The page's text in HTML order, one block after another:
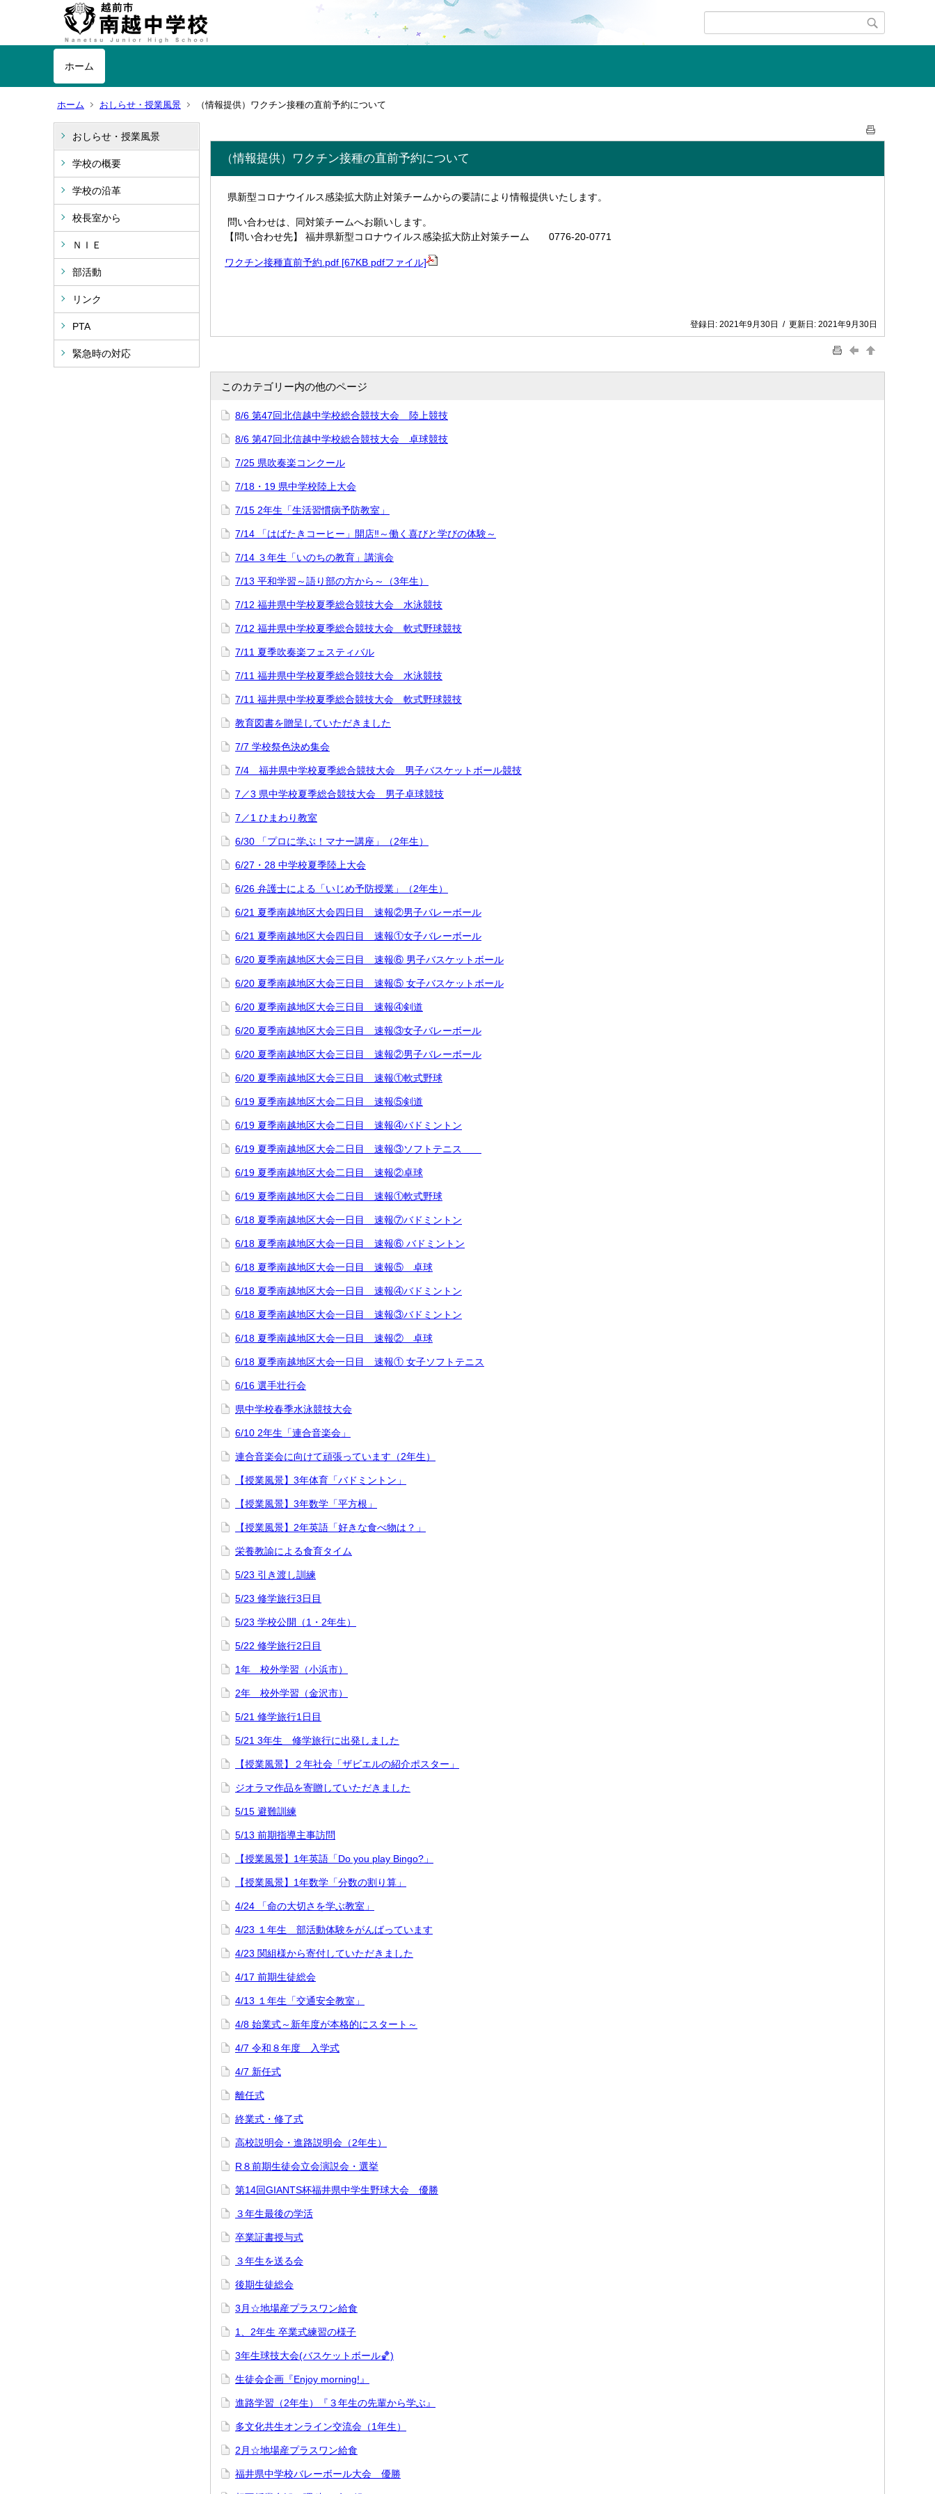
ホーム
ホーム おしらせ・授業風景 （情報提供）ワクチン接種の直前予約について
おしらせ・授業風景
学校の概要
学校の沿革
校長室から
ＮＩＥ
部活動
リンク
PTA
緊急時の対応
（情報提供）ワクチン接種の直前予約について
県新型コロナウイルス感染拡大防止対策チームからの要請により情報提供いたします。
問い合わせは、同対策チームへお願いします。
【問い合わせ先】 福井県新型コロナウイルス感染拡大防止対策チーム 0776-20-0771
ワクチン接種直前予約.pdf [67KB pdfファイル]
登録日: 2021年9月30日 / 更新日: 2021年9月30日
このカテゴリー内の他のページ
8/6 第47回北信越中学校総合競技大会 陸上競技
8/6 第47回北信越中学校総合競技大会 卓球競技
7/25 県吹奏楽コンクール
7/18・19 県中学校陸上大会
7/15 2年生「生活習慣病予防教室」
7/14 「はばたきコーヒー」開店‼︎～働く喜びと学びの体験～
7/14 ３年生「いのちの教育」講演会
7/13 平和学習～語り部の方から～（3年生）
7/12 福井県中学校夏季総合競技大会 水泳競技
7/12 福井県中学校夏季総合競技大会 軟式野球競技
7/11 夏季吹奏楽フェスティバル
7/11 福井県中学校夏季総合競技大会 水泳競技
7/11 福井県中学校夏季総合競技大会 軟式野球競技
教育図書を贈呈していただきました
7/7 学校祭色決め集会
7/4 福井県中学校夏季総合競技大会 男子バスケットボール競技
7／3 県中学校夏季総合競技大会 男子卓球競技
7／1 ひまわり教室
6/30 「プロに学ぶ！マナー講座」（2年生）
6/27・28 中学校夏季陸上大会
6/26 弁護士による「いじめ予防授業」（2年生）
6/21 夏季南越地区大会四日目 速報②男子バレーボール
6/21 夏季南越地区大会四日目 速報①女子バレーボール
6/20 夏季南越地区大会三日目 速報⑥ 男子バスケットボール
6/20 夏季南越地区大会三日目 速報⑤ 女子バスケットボール
6/20 夏季南越地区大会三日目 速報④剣道
6/20 夏季南越地区大会三日目 速報③女子バレーボール
6/20 夏季南越地区大会三日目 速報②男子バレーボール
6/20 夏季南越地区大会三日目 速報①軟式野球
6/19 夏季南越地区大会二日目 速報⑤剣道
6/19 夏季南越地区大会二日目 速報④バドミントン
6/19 夏季南越地区大会二日目 速報③ソフトテニス
6/19 夏季南越地区大会二日目 速報②卓球
6/19 夏季南越地区大会二日目 速報①軟式野球
6/18 夏季南越地区大会一日目 速報⑦バドミントン
6/18 夏季南越地区大会一日目 速報⑥ バドミントン
6/18 夏季南越地区大会一日目 速報⑤ 卓球
6/18 夏季南越地区大会一日目 速報④バドミントン
6/18 夏季南越地区大会一日目 速報③バドミントン
6/18 夏季南越地区大会一日目 速報② 卓球
6/18 夏季南越地区大会一日目 速報① 女子ソフトテニス
6/16 選手壮行会
県中学校春季水泳競技大会
6/10 2年生「連合音楽会」
連合音楽会に向けて頑張っています（2年生）
【授業風景】3年体育「バドミントン」
【授業風景】3年数学「平方根」
【授業風景】2年英語「好きな食べ物は？」
栄養教諭による食育タイム
5/23 引き渡し訓練
5/23 修学旅行3日目
5/23 学校公開（1・2年生）
5/22 修学旅行2日目
1年 校外学習（小浜市）
2年 校外学習（金沢市）
5/21 修学旅行1日目
5/21 3年生 修学旅行に出発しました
【授業風景】２年社会「ザビエルの紹介ポスター」
ジオラマ作品を寄贈していただきました
5/15 避難訓練
5/13 前期指導主事訪問
【授業風景】1年英語「Do you play Bingo?」
【授業風景】1年数学「分数の割り算」
4/24 「命の大切さを学ぶ教室」
4/23 １年生 部活動体験をがんばっています
4/23 関組様から寄付していただきました
4/17 前期生徒総会
4/13 １年生「交通安全教室」
4/8 始業式～新年度が本格的にスタート～
4/7 令和８年度 入学式
4/7 新任式
離任式
終業式・修了式
高校説明会・進路説明会（2年生）
R８前期生徒会立会演説会・選挙
第14回GIANTS杯福井県中学生野球大会 優勝
３年生最後の学活
卒業証書授与式
３年生を送る会
後期生徒総会
3月☆地場産プラスワン給食
1、2年生 卒業式練習の様子
3年生球技大会(バスケットボール🏀)
生徒会企画『Enjoy morning!』
進路学習（2年生）『３年生の先輩から学ぶ』
多文化共生オンライン交流会（1年生）
2月☆地場産プラスワン給食
福井県中学校バレーボール大会 優勝